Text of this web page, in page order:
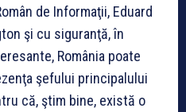
de Informaţii, Eduard
şi cu siguranţă, în
România poate
şefului principalului
că, ştim bine, există o